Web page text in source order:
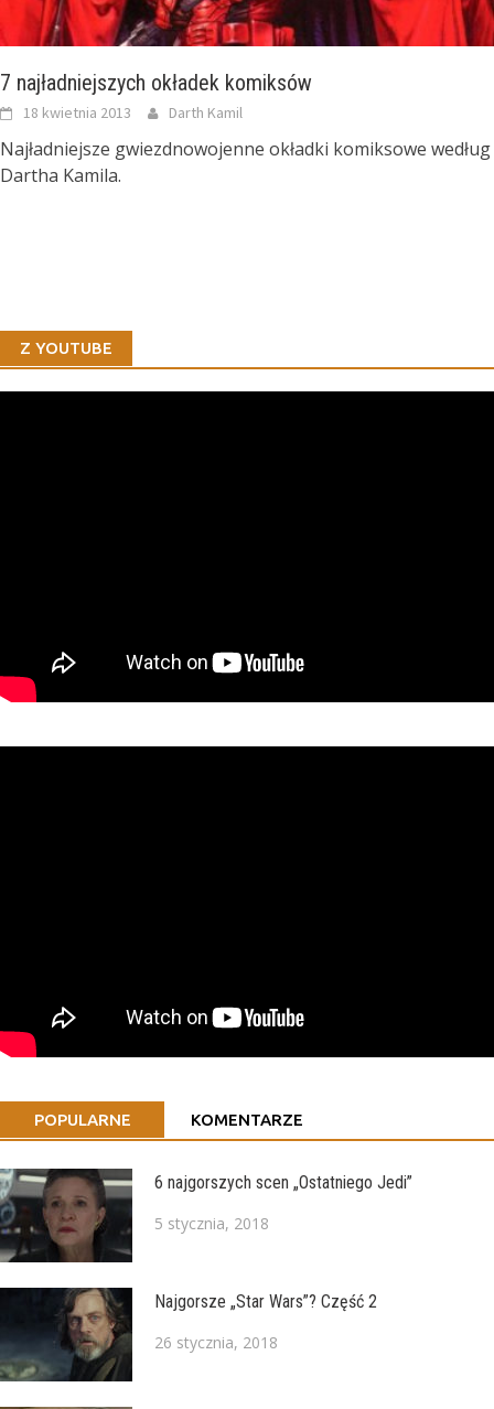
7 najładniejszych okładek komiksów
18 kwietnia 2013 Darth Kamil
Najładniejsze gwiezdnowojenne okładki komiksowe według
Dartha Kamila.
Z YOUTUBE
POPULARNE KOMENTARZE
6 najgorszych scen „Ostatniego Jedi”
5 stycznia, 2018
Najgorsze „Star Wars”? Część 2
26 stycznia, 2018